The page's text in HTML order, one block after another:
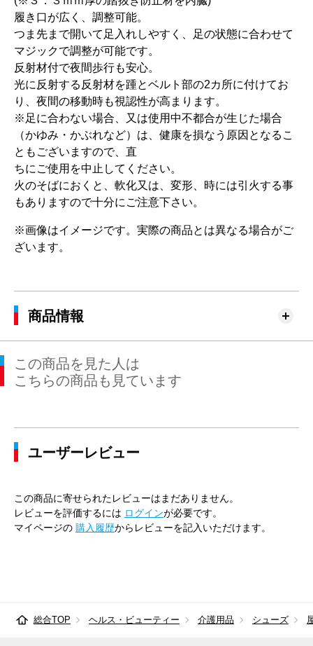
履き口が広く、調整可能。
つま先まで開いて足入れしやすく、足の状態に合わせて
マジックで調整が可能です。
反射材付で夜間歩行も安心。
光に反射する反射材を踵とベルト部の2カ所に付けてお
り、夜間の移動時も視認性が高まります。
※足に合わない場合、又は使用中不都合が生じた場合
（かゆみ・かぶれなど）は、健康を損なう原因となるこ
ともございますので、直
ちにご使用を中止してください。
火のそばにおくと、軟化又は、変形、時には引火する事
もありますので十分にご注意下さい。
※画像はイメージです。実際の商品とは異なる場合がご
ざいます。
商品情報
この商品を見た人は
こちらの商品も見ています
ユーザーレビュー
この商品に寄せられたレビューはまだありません。
レビューを評価するには ログインが必要です。
マイページの 購入履歴からレビューを記入いただけます。
総合TOP ヘルス・ビューティー 介護用品 シューズ